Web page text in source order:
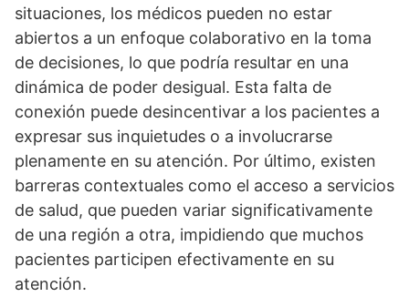
situaciones, los médicos pueden no estar
abiertos a un enfoque colaborativo en la toma
de decisiones, lo que podrí­a resultar en una
dinámica de poder desigual. Esta falta de
conexión puede desincentivar a los pacientes a
expresar sus inquietudes o a involucrarse
plenamente en su atención. Por último, existen
barreras contextuales como el acceso a servicios
de salud, que pueden variar significativamente
de una región a otra, impidiendo que muchos
pacientes participen efectivamente en su
atención.